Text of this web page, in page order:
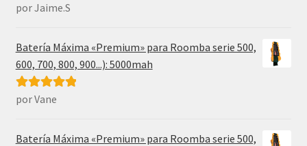
Valorado con
por Jaime.S
Batería Máxima «Premium» para Roomba serie 500,
600, 700, 800, 900...): 5000mah
Valorado con
por Vane
Batería Máxima «Premium» para Roomba serie 500,